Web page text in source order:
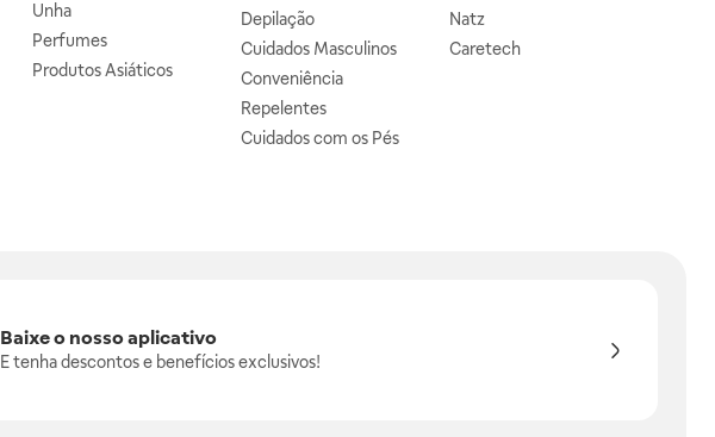
Unha
Perfumes
Produtos Asiáticos
Depilação
Cuidados Masculinos
Conveniência
Repelentes
Cuidados com os Pés
Natz
Caretech
Baixe o nosso aplicativo
E tenha descontos e benefícios exclusivos!